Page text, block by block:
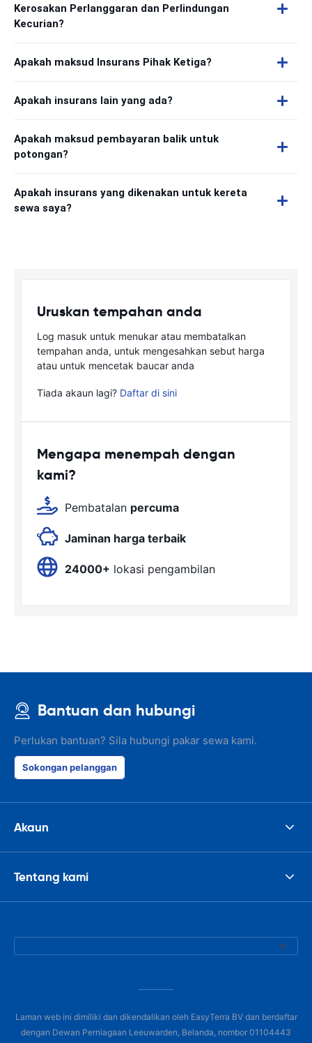
Kerosakan Perlanggaran dan Perlindungan
Kecurian?
Apakah maksud Insurans Pihak Ketiga?
Apakah insurans lain yang ada?
Apakah maksud pembayaran balik untuk
potongan?
Apakah insurans yang dikenakan untuk kereta
sewa saya?
Uruskan tempahan anda
Log masuk untuk menukar atau membatalkan
tempahan anda, untuk mengesahkan sebut harga
atau untuk mencetak baucar anda
Tiada akaun lagi? Daftar di sini
Mengapa menempah dengan
kami?
Pembatalan percuma
Jaminan harga terbaik
24000+ lokasi pengambilan
Bantuan dan hubungi
Perlukan bantuan? Sila hubungi pakar sewa kami.
Sokongan pelanggan
Akaun
Tentang kami
Laman web ini dimiliki dan dikendalikan oleh EasyTerra BV dan berdaftar
dengan Dewan Perniagaan Leeuwarden, Belanda, nombor 01104443